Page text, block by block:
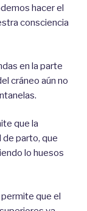
hacer el
consciencia
en la parte
cráneo aún no
que la
de parto, que
lo huesos
que el